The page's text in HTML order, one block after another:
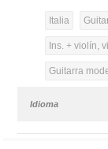
Italia
Ins. + violín,
Guitarra
Idioma